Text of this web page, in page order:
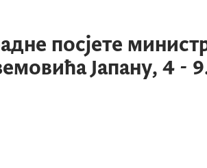
посјете
Јапану, 4 -